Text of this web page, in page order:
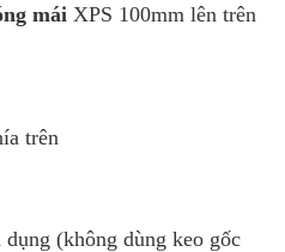
mái XPS 100mm lên trên
trên
(không dùng keo gốc